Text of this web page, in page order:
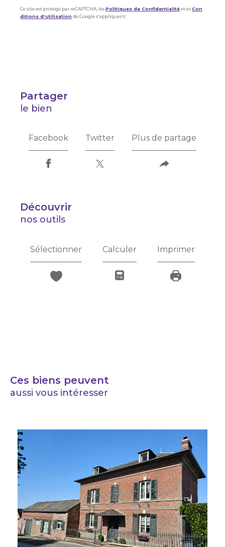
Ce site est protégé par reCAPTCHA, lesPolitiques de Confidentialitéet esCon
ditions d'utilisation de Google s'appliquent.
partager
le bien
Facebook Twitter Plus de partage
découvrir
nos outils
Sélectionner Calculer Imprimer
Ces biens peuvent
aussi vous intéresser